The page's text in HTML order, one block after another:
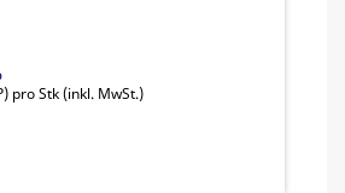
) pro Stk (inkl. MwSt.)